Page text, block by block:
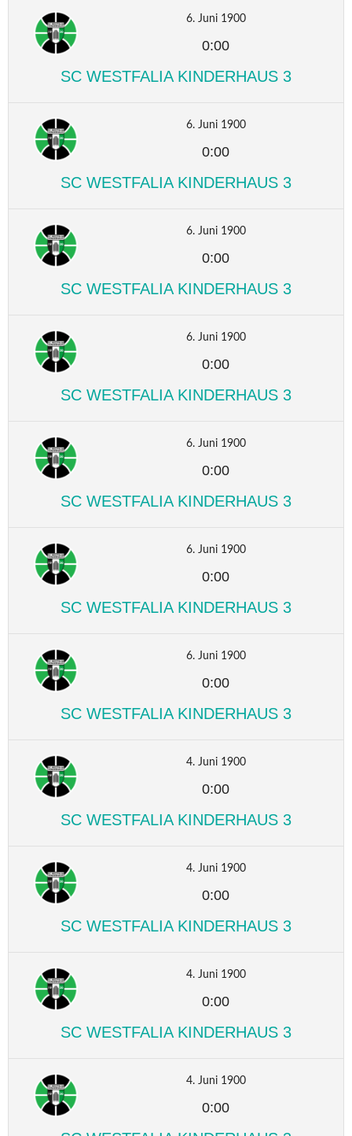
6. Juni 1900
0:00
SC WESTFALIA KINDERHAUS 3
6. Juni 1900
0:00
SC WESTFALIA KINDERHAUS 3
6. Juni 1900
0:00
SC WESTFALIA KINDERHAUS 3
6. Juni 1900
0:00
SC WESTFALIA KINDERHAUS 3
6. Juni 1900
0:00
SC WESTFALIA KINDERHAUS 3
6. Juni 1900
0:00
SC WESTFALIA KINDERHAUS 3
6. Juni 1900
0:00
SC WESTFALIA KINDERHAUS 3
4. Juni 1900
0:00
SC WESTFALIA KINDERHAUS 3
4. Juni 1900
0:00
SC WESTFALIA KINDERHAUS 3
4. Juni 1900
0:00
SC WESTFALIA KINDERHAUS 3
4. Juni 1900
0:00